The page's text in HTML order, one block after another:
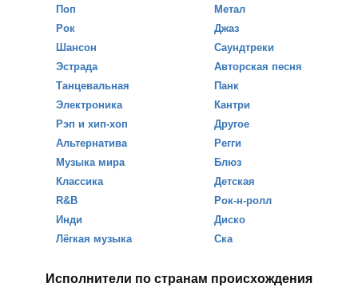
Поп
Рок
Шансон
Эстрада
Танцевальная
Электроника
Рэп и хип-хоп
Альтернатива
Музыка мира
Классика
R&B
Инди
Лёгкая музыка
Метал
Джаз
Саундтреки
Авторская песня
Панк
Кантри
Другое
Регги
Блюз
Детская
Рок-н-ролл
Диско
Ска
Исполнители по странам происхождения